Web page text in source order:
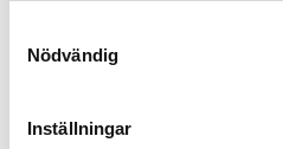
Nödvändig
Inställningar